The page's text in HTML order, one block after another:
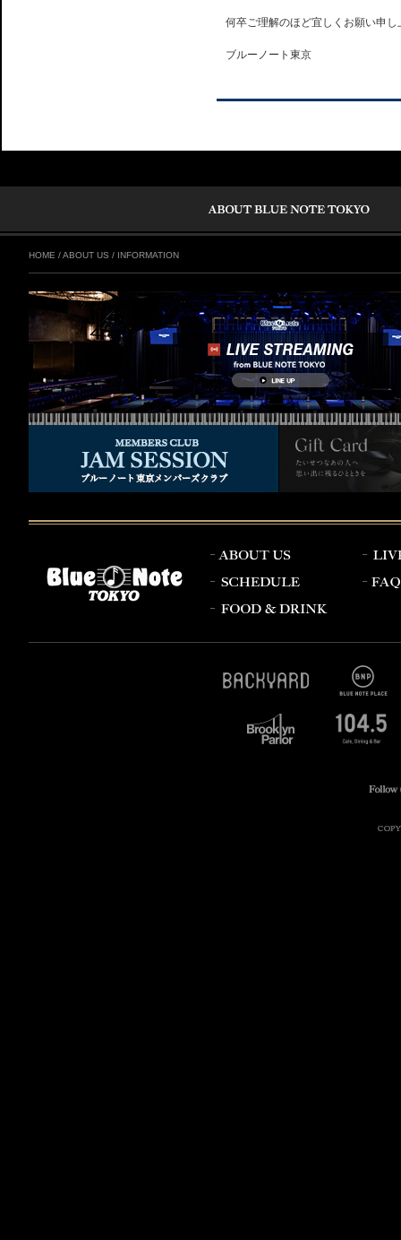
何卒ご理解のほど宜しくお願い申し
ブルーノート東京
HOME /ABOUT US / INFORMATION